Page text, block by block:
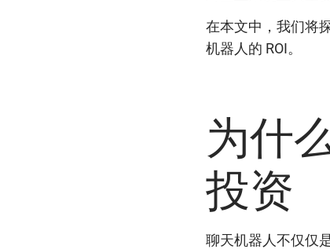
在本文中，我们将
机器人的 ROI。
为什
投资
聊天机器人不仅仅